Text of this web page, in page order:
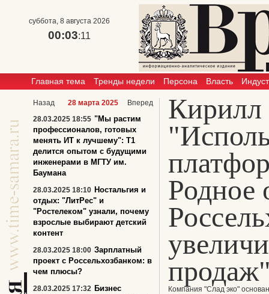
суббота, 8 августа 2026
00:03:11
Главная тема Тренды недели Персона Власть
Родное
Компания "Слад эко"
Назад 28 марта 2025
Вперед
28.03.2025 18:55 "Мы растим
профессионалов, готовых
менять ИТ к лучшему": T1
делится опытом с будущими
инженерами в МГТУ им.
Баумана
28.03.2025 18:10 Ностальгия и
отдых: "ЛитРес" и
"Ростелеком" узнали, почему
взрослые выбирают детский
контент
28.03.2025 18:00 Зарплатный
проект с Россельхозбанком: в
чем плюсы?
28.03.2025 17:32 Бизнес